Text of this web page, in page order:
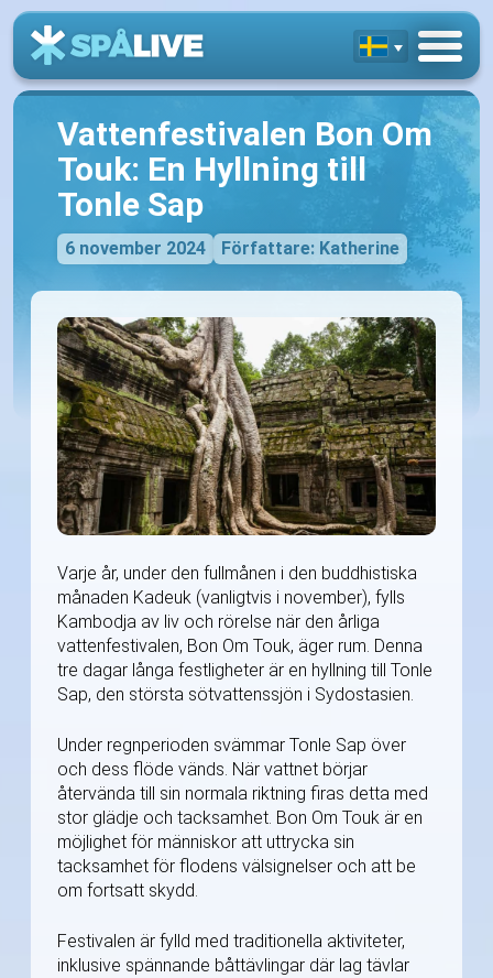
Vattenfestivalen Bon Om
Touk: En Hyllning till
Tonle Sap
6 november 2024 Författare: Katherine
Varje år, under den fullmånen i den buddhistiska
månaden Kadeuk (vanligtvis i november), fylls
Kambodja av liv och rörelse när den årliga
vattenfestivalen, Bon Om Touk, äger rum. Denna
tre dagar långa festligheter är en hyllning till Tonle
Sap, den största sötvattenssjön i Sydostasien.
Under regnperioden svämmar Tonle Sap över
och dess flöde vänds. När vattnet börjar
återvända till sin normala riktning firas detta med
stor glädje och tacksamhet. Bon Om Touk är en
möjlighet för människor att uttrycka sin
tacksamhet för flodens välsignelser och att be
om fortsatt skydd.
Festivalen är fylld med traditionella aktiviteter,
inklusive spännande båttävlingar där lag tävlar